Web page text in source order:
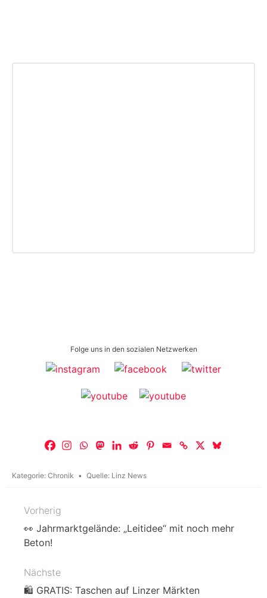
Folge uns in den sozialen Netzwerken
Kategorie: Chronik Quelle: Linz News
Beitragsnavigation
Vorherig
👀 Jahrmarktgelände: „Leitidee“ mit noch mehr
Beton!
Nächste
🛍️ GRATIS: Taschen auf Linzer Märkten